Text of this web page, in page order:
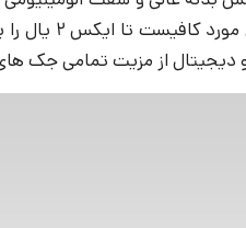
دیجیتال از مزیت تمامی جک